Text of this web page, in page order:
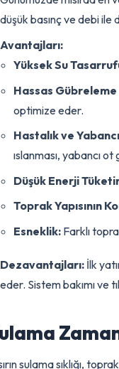
İlk yatırım
Rüzgar, buharlaşma
3. Damla
Günümüzde
düşük basınç ve
Avantajları:
Yüksek Su
Hassas
optimize eder.
Hastalık ve
ıslanması,
Toprak
Esneklik:Farklı